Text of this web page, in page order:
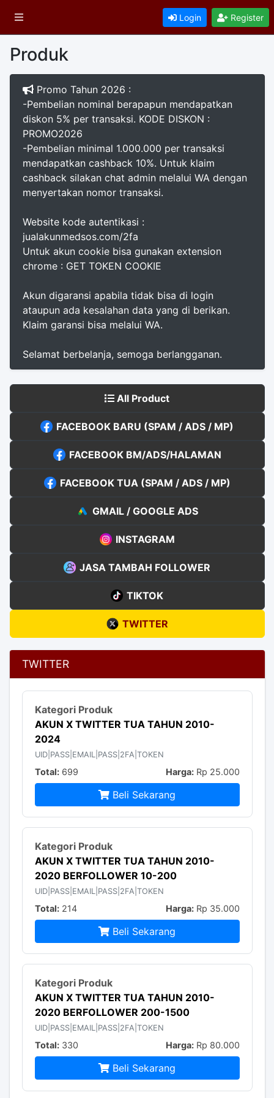
Login Register
Produk
Promo Tahun 2026 :
-Pembelian nominal berapapun mendapatkan
diskon 5% per transaksi. KODE DISKON :
PROMO2026
-Pembelian minimal 1.000.000 per transaksi
mendapatkan cashback 10%. Untuk klaim
cashback silakan chat admin melalui WA dengan
menyertakan nomor transaksi.
Website kode autentikasi :
jualakunmedsos.com/2fa
Untuk akun cookie bisa gunakan extension
chrome : GET TOKEN COOKIE
Akun digaransi apabila tidak bisa di login
ataupun ada kesalahan data yang di berikan.
Klaim garansi bisa melalui WA.
Selamat berbelanja, semoga berlangganan.
All Product
FACEBOOK BARU (SPAM / ADS / MP)
FACEBOOK BM/ADS/HALAMAN
FACEBOOK TUA (SPAM / ADS / MP)
GMAIL / GOOGLE ADS
INSTAGRAM
JASA TAMBAH FOLLOWER
TIKTOK
TWITTER
TWITTER
AKUN X TWITTER TUA TAHUN 2010-
2024
UID|PASS|EMAIL|PASS|2FA|TOKEN
Total:699 Harga:Rp 25.000
Beli Sekarang
AKUN X TWITTER TUA TAHUN 2010-
2020 BERFOLLOWER 10-200
UID|PASS|EMAIL|PASS|2FA|TOKEN
Total:214 Harga:Rp 35.000
Beli Sekarang
AKUN X TWITTER TUA TAHUN 2010-
2020 BERFOLLOWER 200-1500
UID|PASS|EMAIL|PASS|2FA|TOKEN
Total:330 Harga:Rp 80.000
Beli Sekarang